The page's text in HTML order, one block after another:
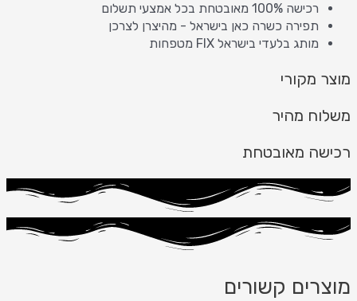
רכישה 100% מאובטחת בכל אמצעי תשלום
תפירה כשרה כאן בישראל - מהיצרן לצרכן
מותג בלעדי בישראל FIX מטפחות
מוצר מקורי
משלוח מהיר
רכישה מאובטחת
מוצרים קשורים